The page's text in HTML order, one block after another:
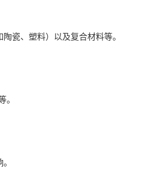
瓷、塑料）以及复合材料等。
。